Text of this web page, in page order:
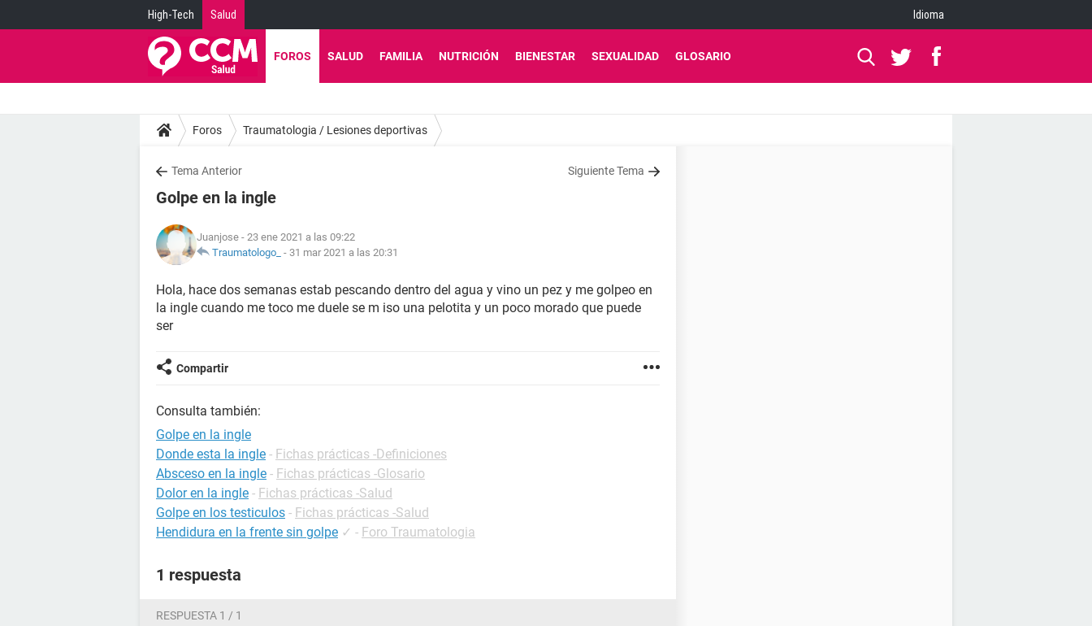
High-Tech Salud Idioma
FOROS SALUD FAMILIA NUTRICIÓN BIENESTAR SEXUALIDAD GLOSARIO
Foros Traumatologia / Lesiones deportivas
Tema Anterior Siguiente Tema
Golpe en la ingle
Juanjose - 23 ene 2021 a las 09:22
Traumatologo_ - 31 mar 2021 a las 20:31
Hola, hace dos semanas estab pescando dentro del agua y vino un pez y me golpeo en
la ingle cuando me toco me duele se m iso una pelotita y un poco morado que puede
ser
Compartir
Consulta también:
Golpe en la ingle
Donde esta la ingle - Fichas prácticas -Definiciones
Absceso en la ingle - Fichas prácticas -Glosario
Dolor en la ingle - Fichas prácticas -Salud
Golpe en los testiculos - Fichas prácticas -Salud
Hendidura en la frente sin golpe ✓ - Foro Traumatologia
1 respuesta
RESPUESTA 1 / 1